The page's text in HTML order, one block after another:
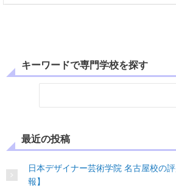
キーワードで専門学校を探す
最近の投稿
日本デザイナー芸術学院 名古屋校の
報】